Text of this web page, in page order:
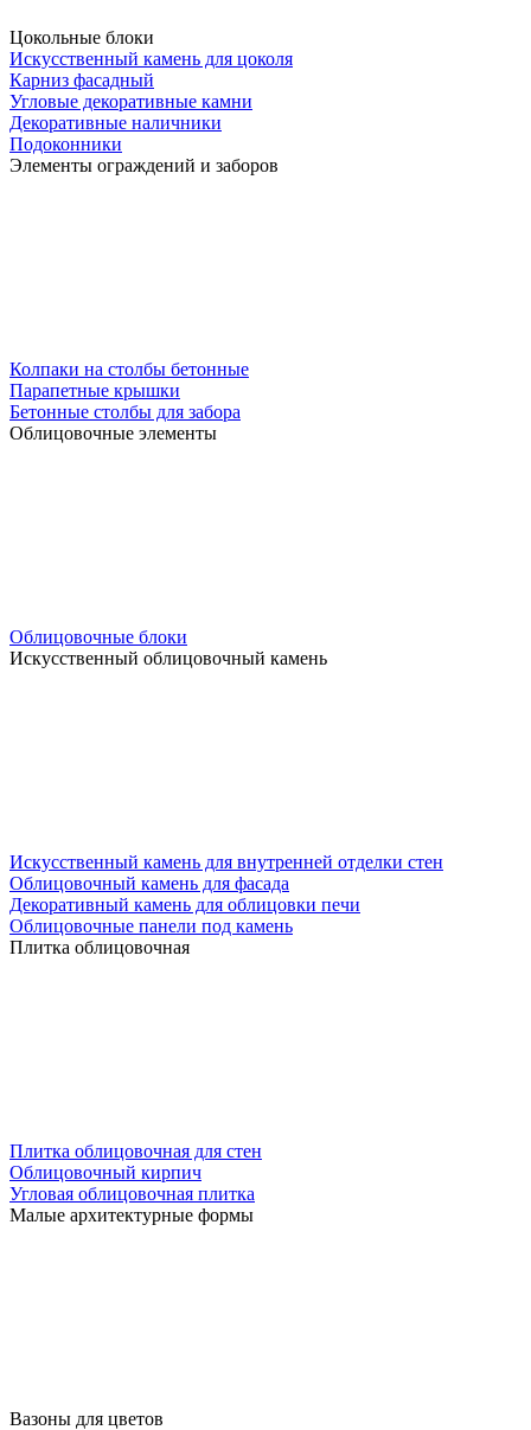
Цокольные блоки
Искусственный камень для цоколя
Карниз фасадный
Угловые декоративные камни
Декоративные наличники
Подоконники
Элементы ограждений и заборов
Колпаки на столбы бетонные
Парапетные крышки
Бетонные столбы для забора
Облицовочные элементы
Облицовочные блоки
Искусственный облицовочный камень
Искусственный камень для внутренней отделки стен
Облицовочный камень для фасада
Декоративный камень для облицовки печи
Облицовочные панели под камень
Плитка облицовочная
Плитка облицовочная для стен
Облицовочный кирпич
Угловая облицовочная плитка
Малые архитектурные формы
Вазоны для цветов